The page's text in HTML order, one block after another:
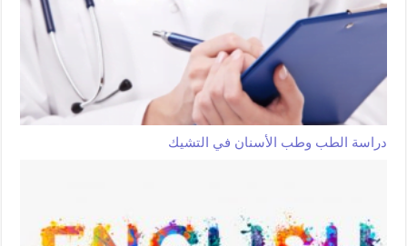
دراسة الطب وطب الأسنان في التشيك